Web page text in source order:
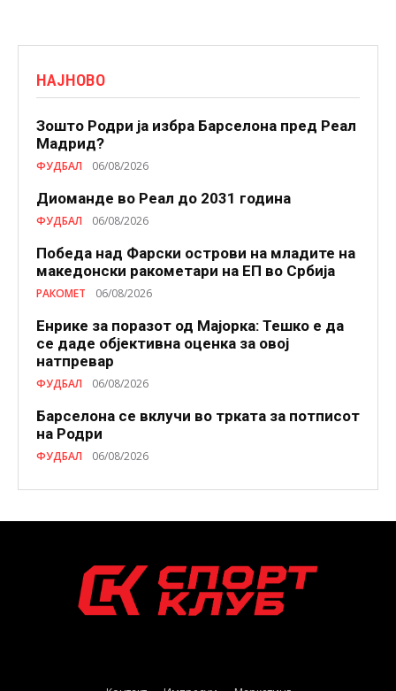
НАЈНОВО
Зошто Родри ја избра Барселона пред Реал
Мадрид?
ФУДБАЛ 06/08/2026
Диоманде во Реал до 2031 година
ФУДБАЛ 06/08/2026
Победа над Фарски острови на младите на
македонски ракометари на ЕП во Србија
РАКОМЕТ 06/08/2026
Енрике за поразот од Мајорка: Тешко е да
се даде објективна оценка за овој
натпревар
ФУДБАЛ 06/08/2026
Барселона се вклучи во трката за потписот
на Родри
ФУДБАЛ 06/08/2026